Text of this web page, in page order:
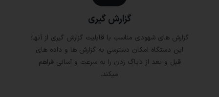
گزارش گیری
گزارش های شهودی مناسب با قابلیت گزارش گیری از آنها؛
این دستگاه امکان دسترسی به گزارش ها و داده های
قبل و بعد از دیاگ زدن را به سرعت و آسانی فراهم
میکند.